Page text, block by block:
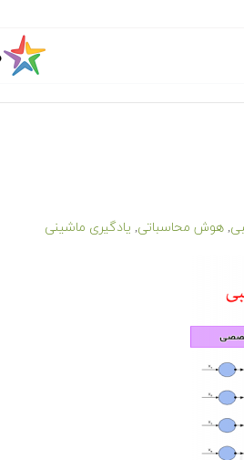
, هوش محاسباتی, یادگیری ماشینی